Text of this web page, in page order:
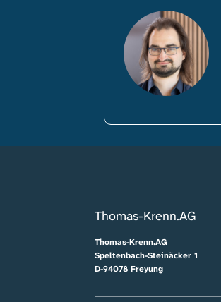
Thomas-Krenn.AG
Thomas-Krenn.AG
Speltenbach-Steinäcker 1
D-94078 Freyung